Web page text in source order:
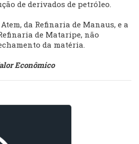
de derivados de petróleo.
da Refinaria de Manaus, e a
de Mataripe, não
da matéria.
Econômico